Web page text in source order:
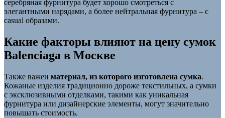
серебряная фурнитура будет хорошо смотреться с
элегантными нарядами, а более нейтральная фурнитура – с
casual образами.
Какие факторы влияют на цену сумок
Balenciaga в Москве
Также важен материал, из которого изготовлена сумка.
Кожаные изделия традиционно дороже текстильных, а сумки
с эксклюзивными отделками, такими как уникальная
фурнитура или дизайнерские элементы, могут значительно
повышать стоимость.